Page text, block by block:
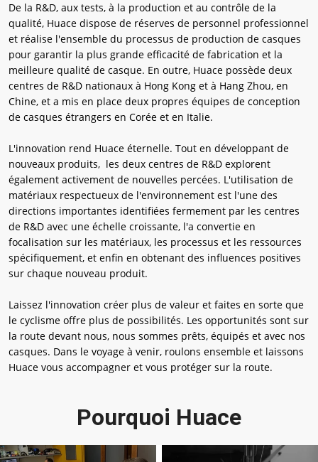
De la R&D, aux tests, à la production et au contrôle de la
qualité, Huace dispose de réserves de personnel professionnel
et réalise l'ensemble du processus de production de casques
pour garantir la plus grande efficacité de fabrication et la
meilleure qualité de casque. En outre, Huace possède deux
centres de R&D nationaux à Hong Kong et à Hang Zhou, en
Chine, et a mis en place deux propres équipes de conception
de casques étrangers en Corée et en Italie.
L'innovation rend Huace éternelle. Tout en développant de
nouveaux produits, les deux centres de R&D explorent
également activement de nouvelles percées. L'utilisation de
matériaux respectueux de l'environnement est l'une des
directions importantes identifiées fermement par les centres
de R&D avec une échelle croissante, l'a convertie en
focalisation sur les matériaux, les processus et les ressources
spécifiquement, et enfin en obtenant des influences positives
sur chaque nouveau produit.
Laissez l'innovation créer plus de valeur et faites en sorte que
le cyclisme offre plus de possibilités. Les opportunités sont sur
la route devant nous, nous sommes prêts, équipés et avec nos
casques. Dans le voyage à venir, roulons ensemble et laissons
Huace vous accompagner et vous protéger sur la route.
Pourquoi Huace